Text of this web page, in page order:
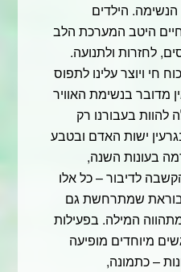
הנשימה. הילדים
היטב המערכת הלב
לחזרות ולתנועה.
חי ויוצר עלינו לתפוס
מדובר בנשימת האוויר
להוות בעבורנו רק
ישות האדם ובטבע
בעונות השנה,
לדיבור – כל אלו
בוראת שמתרחשת גם
המילה. בפעילות
מיוחדים מופיעה
– כתמונה,